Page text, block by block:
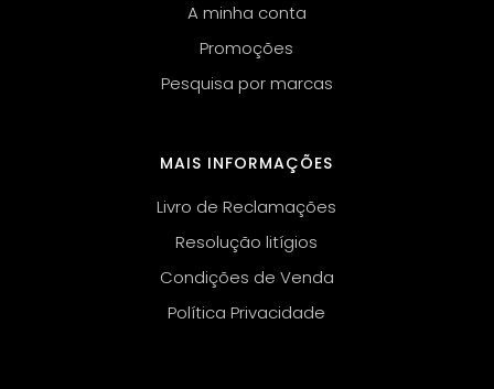
A minha conta
Promoções
Pesquisa por marcas
MAIS INFORMAÇÕES
Livro de Reclamações
Resolução litígios
Condições de Venda
Política Privacidade